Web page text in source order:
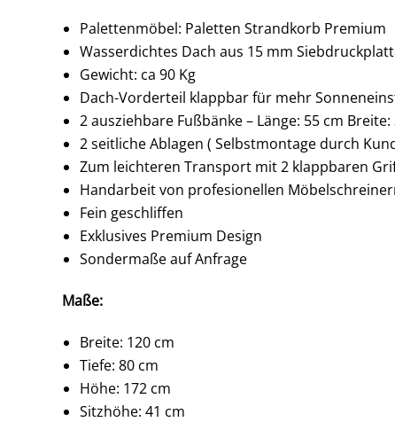
Palettenmöbel: Paletten Strandkorb Premium
Wasserdichtes Dach aus 15 mm
Gewicht: ca 90 Kg
Dach-Vorderteil klappbar für mehr
2 ausziehbare Fußbänke – Länge: 55 cm Breite:
2 seitliche Ablagen ( Selbstmontage durch
Zum leichteren Transport mit 2 klappbaren
Handarbeit von profesionellen
Fein geschliffen
Exklusives Premium Design
Sondermaße auf Anfrage
Maße:
Breite: 120 cm
Tiefe: 80 cm
Höhe: 172 cm
Sitzhöhe: 41 cm